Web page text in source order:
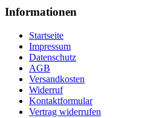
Informationen
Startseite
Impressum
Datenschutz
AGB
Versandkosten
Widerruf
Kontaktformular
Vertrag widerrufen